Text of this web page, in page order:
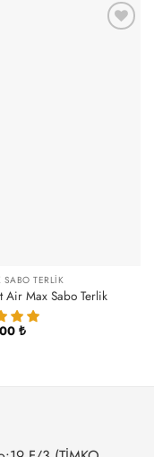
SABO TERLIK
Air Max Sabo Terlik
₺